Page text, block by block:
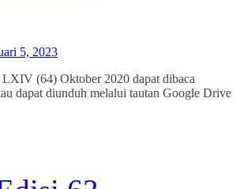
5, 2023
(64) Oktober 2020 dapat dibaca
dapat diunduh melalui tautan Google Drive